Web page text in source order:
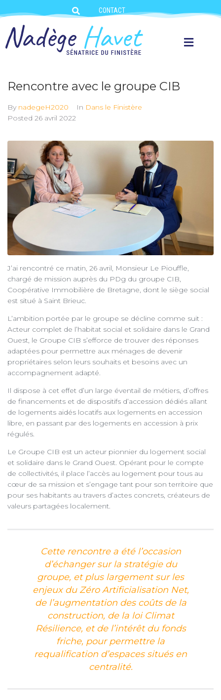
CONTACT
Rencontre avec le groupe CIB
By nadegeH2020 In Dans le Finistère
Posted 26 avril 2022
J’ai rencontré ce matin, 26 avril, Monsieur Le Piouffle,
chargé de mission auprès du PDg du groupe CIB,
Coopérative Immobilière de Bretagne, dont le siège social
est situé à Saint Brieuc.
L’ambition portée par le groupe se décline comme suit :
Acteur complet de l’habitat social et solidaire dans le Grand
Ouest, le Groupe CIB s’efforce de trouver des réponses
adaptées pour permettre aux ménages de devenir
propriétaires selon leurs souhaits et besoins avec un
accompagnement adapté.
Il dispose à cet effet d’un large éventail de métiers, d’offres
de financements et de dispositifs d’accession dédiés allant
de logements aidés locatifs aux logements en accession
libre, en passant par des logements en accession à prix
régulés.
Le Groupe CIB est un acteur pionnier du logement social
et solidaire dans le Grand Ouest. Opérant pour le compte
de collectivités, il place l’accès au logement pour tous au
cœur de sa mission et s’engage tant pour son territoire que
pour ses habitants au travers d’actes concrets, créateurs de
valeurs partagées localement.
Cette rencontre a été l’occasion
d’échanger sur la stratégie du
groupe, et plus largement sur les
enjeux du Zéro Artificialisation Net,
de l’augmentation des coûts de la
construction, de la loi Climat
Résilience, et de l’intérêt du fonds
friche, pour permettre la
requalification d’espaces situés en
centralité.